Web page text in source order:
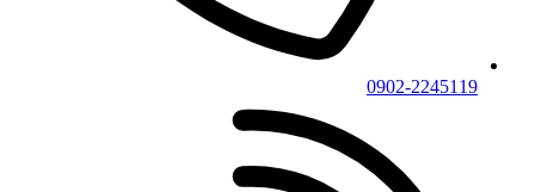
0902-2245119